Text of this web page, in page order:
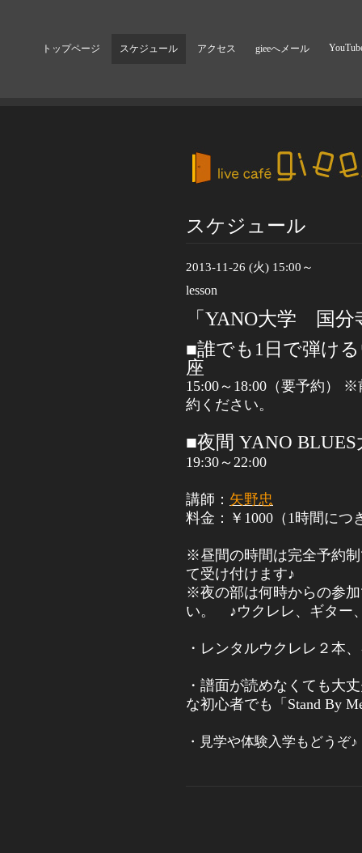
トップページ スケジュール アクセス gieeへメール
スケジュール
2013-11-26 (火) 15:00～
lesson
「YANO大学 国分
■誰でも 1 日で弾け
座
15:00～ 18:00 （要予約）
約ください。
■夜間 YANO BLUES
19:30～ 22:00
講師： 矢野忠
料金：￥ 1000 （ 1時間につ
※昼間の時間は完全予約
て受け付けます♪
※夜の部は何時からの参
い。
♪ウクレレ 、 ギター
・レンタルウクレレ２本
・ 譜面が読めなくても大
な初心者でも「 Stand By
・見学や体験入学もどうぞ♪